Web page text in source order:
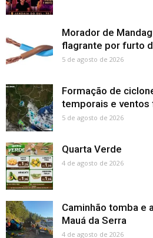
Morador de
flagrante por furto
5 de agosto de 2026
Formação de
temporais e ventos
5 de agosto de 2026
Quarta Verde
4 de agosto de 2026
Caminhão tomba e
Mauá da Serra
4 de agosto de 2026